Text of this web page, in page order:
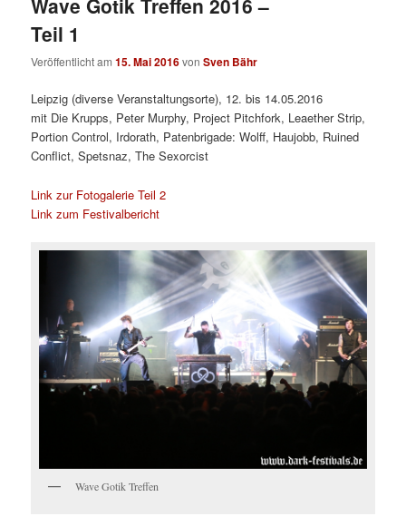
Teil 1
Veröffentlicht am15. Mai 2016vonSven Bähr
Leipzig (diverse Veranstaltungsorte), 12. bis 14.05.2016
mit Die Krupps, Peter Murphy, Project Pitchfork, Leaether Strip,
Portion Control, Irdorath, Patenbrigade: Wolff, Haujobb, Ruined
Conflict, Spetsnaz, The Sexorcist
Link zur Fotogalerie Teil 2
Link zum Festivalbericht
Wave Gotik Treffen